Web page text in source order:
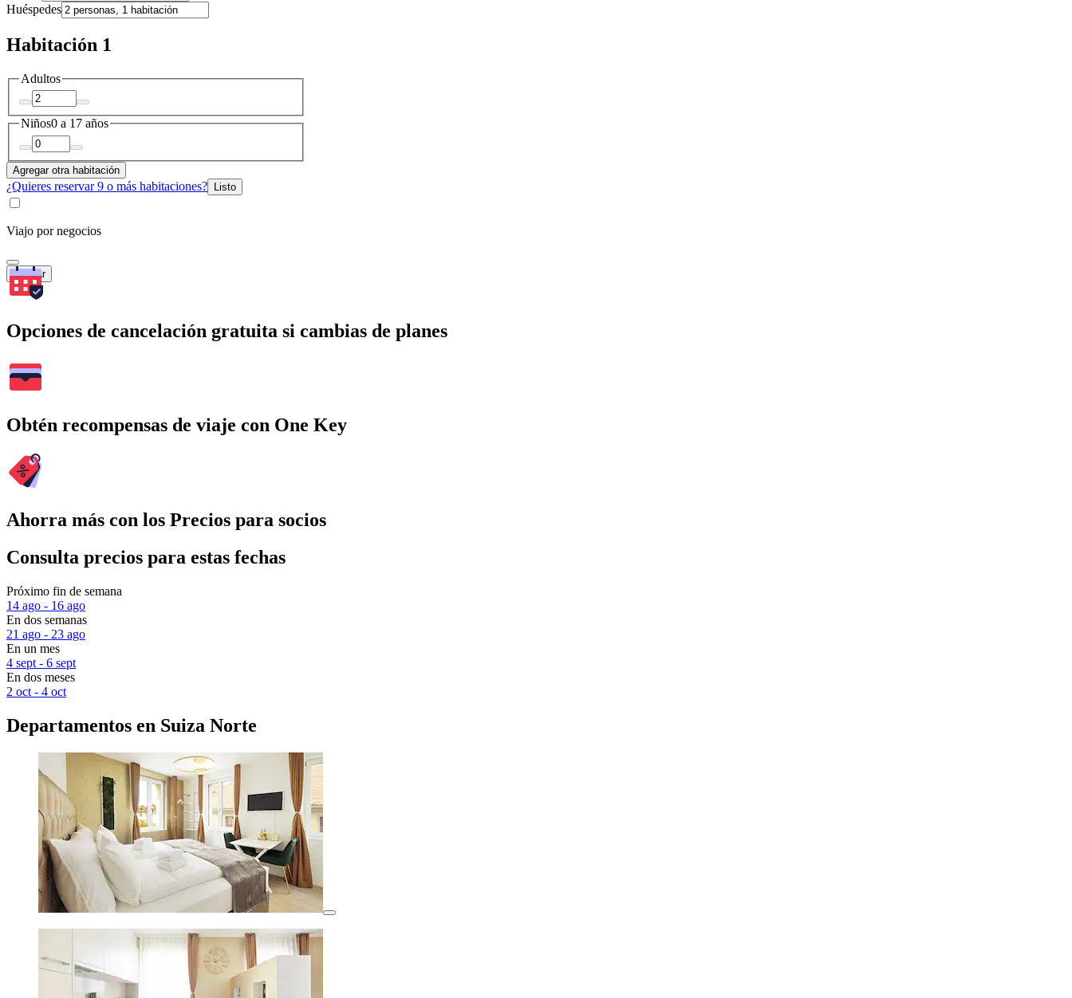
Huéspedes
Habitación 1
Adultos
Niños0 a 17 años
Agregar otra habitación
¿Quieres reservar 9 o más habitaciones? Listo
Viajo por negocios
Buscar
Opciones de cancelación gratuita si cambias de planes
Obtén recompensas de viaje con One Key
Ahorra más con los Precios para socios
Consulta precios para estas fechas
Próximo fin de semana
14 ago - 16 ago
En dos semanas
21 ago - 23 ago
En un mes
4 sept - 6 sept
En dos meses
2 oct - 4 oct
Departamentos en Suiza Norte